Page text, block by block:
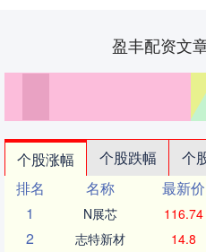
盈丰配资文
个股涨幅 个股跌幅 个
排名
名称 最新价
1
N展芯 116.74
2 志特新材 14.8